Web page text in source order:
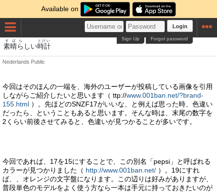
Available on
Login
Forgot password
Sign Up
素晴ら
すばら
しい時計
とけい
Nederlands Public
今回はそのほんの一端を、海外のユーザーが投稿している画像を引用
しながらご紹介したいと思います（ ttp://www.001ban.net/?brand-
155.html ）。先ほどのSNZF17がいいな、と例えば思った時、色違い
だったら、ということもあると思います。そんな時は、末尾の数字を
2くらい前後させてみると、色違いが見つかることが多いです。
今回であれば、17を15にすることで、この別名「pepsi」と呼ばれる
カラーが見つかりました（ http://www.001ban.net/ ）。19にすれ
ば、、オレンジの文字盤になります。この辺りは好みがありますが、
普段単色のモデルをよく使う方なら一本は手元に持っておきたいのが